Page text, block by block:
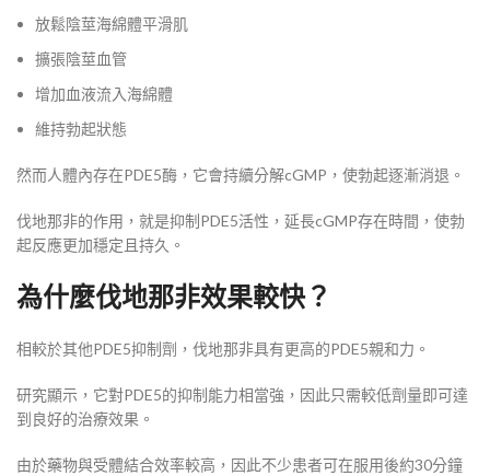
放鬆陰莖海綿體平滑肌
擴張陰莖血管
增加血液流入海綿體
維持勃起狀態
然而人體內存在PDE5酶，它會持續分解cGMP，使勃起逐漸消退。
伐地那非的作用，就是抑制PDE5活性，延長cGMP存在時間，使勃
起反應更加穩定且持久。
為什麼伐地那非效果較快？
相較於其他PDE5抑制劑，伐地那非具有更高的PDE5親和力。
研究顯示，它對PDE5的抑制能力相當強，因此只需較低劑量即可達
到良好的治療效果。
由於藥物與受體結合效率較高，因此不少患者可在服用後約30分鐘